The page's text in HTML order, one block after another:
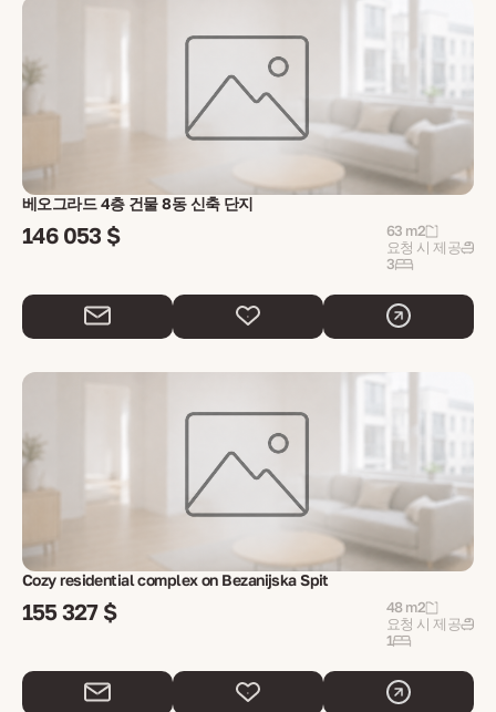
베오그라드 4층 건물 8동 신축 단지
146 053 $
63 m2
요청 시 제공
3
Cozy residential complex on Bezanijska Spit
155 327 $
48 m2
요청 시 제공
1